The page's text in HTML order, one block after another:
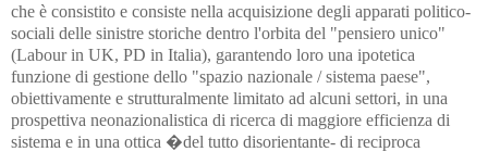
che è consistito e consiste nella acquisizione degli apparati politico-
sociali delle sinistre storiche dentro l'orbita del "pensiero unico"
(Labour in UK, PD in Italia), garantendo loro una ipotetica
funzione di gestione dello "spazio nazionale / sistema paese",
obiettivamente e strutturalmente limitato ad alcuni settori, in una
prospettiva neonazionalistica di ricerca di maggiore efficienza di
sistema e in una ottica �del tutto disorientante- di reciproca